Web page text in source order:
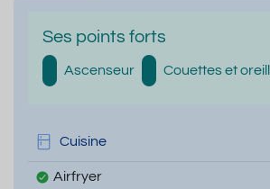
Ses points forts
Ascenseur Couettes et
Cuisine
Airfryer